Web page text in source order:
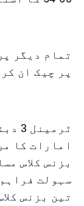
پر چیک ان
امارات کا
بزنس کلاس
سہولت
تین بزنس